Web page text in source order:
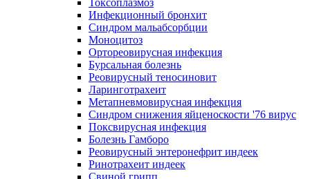
Токсоплазмоз
Инфекционный бронхит
Синдром мальабсорбции
Моноцитоз
Ортореовирусная инфекция
Бурсальная болезнь
Реовирусный теносиновит
Ларинготрахеит
Метапневмовирусная инфекция
Синдром снижения яйценоскости '76 вирус
Поксвирусная инфекция
Болезнь Гамборо
Реовирусный энтеронефрит индеек
Ринотрахеит индеек
Свиной грипп